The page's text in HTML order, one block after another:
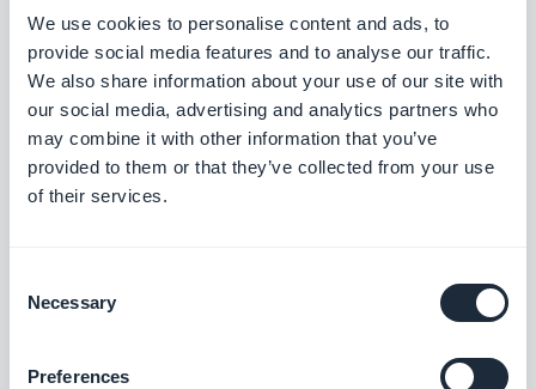
We use cookies to personalise content and ads, to
provide social media features and to analyse our traffic.
We also share information about your use of our site with
our social media, advertising and analytics partners who
may combine it with other information that you’ve
provided to them or that they’ve collected from your use
of their services.
Selection
Necessary
Preferences
LAB